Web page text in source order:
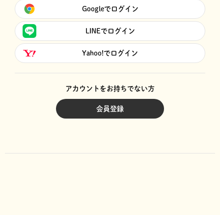
Googleでログイン
LINEでログイン
Yahoo!でログイン
アカウントをお持ちでない方
会員登録